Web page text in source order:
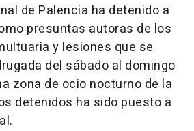
de Palencia ha detenido a
presuntas autoras de los
y lesiones que se
del sábado al domingo
zona de ocio nocturno de la
detenidos ha sido puesto a